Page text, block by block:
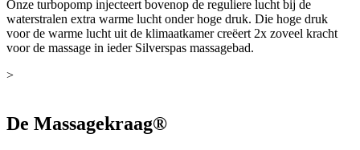
Onze turbopomp injecteert bovenop de reguliere lucht bij de
waterstralen extra warme lucht onder hoge druk. Die hoge druk
voor de warme lucht uit de klimaatkamer creëert 2x zoveel kracht
voor de massage in ieder Silverspas massagebad.
>
De Massagekraag®